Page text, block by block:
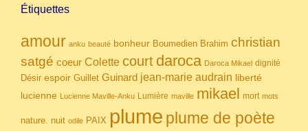
Étiquettes
amour anku beauté bonheur Boumedien Brahim christian
satgé coeur Colette court daroca Daroca Mikael dignité
Désir espoir Guillet Guinard jean-marie audrain liberté
lucienne Lucienne Maville-Anku Lumière maville mikael mort mots
nature. nuit odile PAIX plume plume de poète